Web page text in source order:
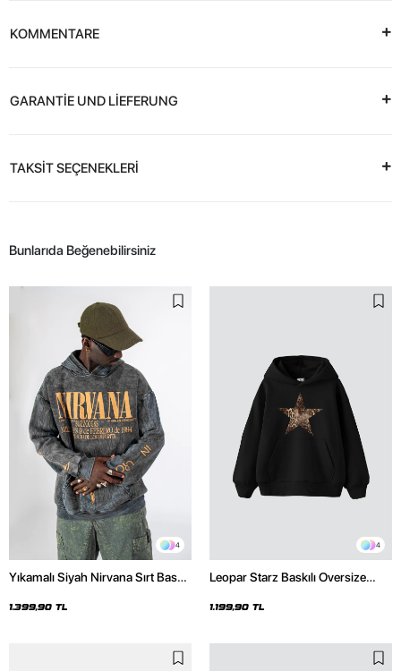
KOMMENTARE
GARANTİE UND LİEFERUNG
TAKSİT SEÇENEKLERİ
Bunlarıda Beğenebilirsiniz
4
Yıkamalı Siyah Nirvana Sırt Baskılı
1.399,90 TL
4
Leopar Starz Baskılı Oversize
1.199,90 TL